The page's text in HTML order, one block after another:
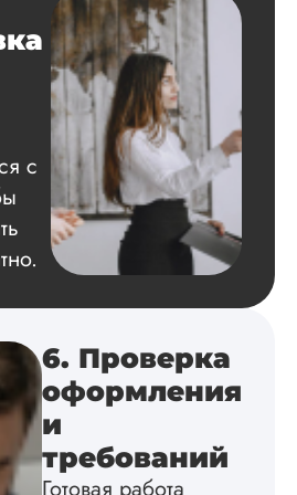
Магистерскую
диссертацию по
философии
на твердую 5.
Грамотно
структуру, список
литературы,
приложения,
поставили ссылки
все
литературные
Уникальность
на одном дыхании.
Евгений
Иванович
с
6. Проверка
оформления
и
требований